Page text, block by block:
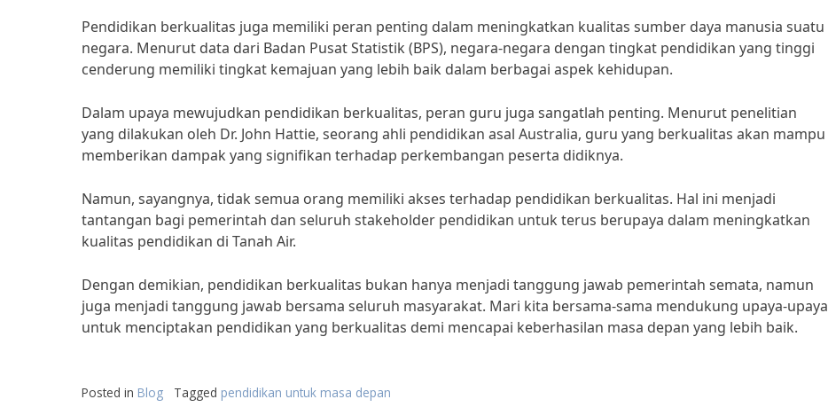
Pendidikan berkualitas juga memiliki peran penting dalam meningkatkan kualitas sumber daya manusia suatu
negara. Menurut data dari Badan Pusat Statistik (BPS), negara-negara dengan tingkat pendidikan yang tinggi
cenderung memiliki tingkat kemajuan yang lebih baik dalam berbagai aspek kehidupan.
Dalam upaya mewujudkan pendidikan berkualitas, peran guru juga sangatlah penting. Menurut penelitian
yang dilakukan oleh Dr. John Hattie, seorang ahli pendidikan asal Australia, guru yang berkualitas akan mampu
memberikan dampak yang signifikan terhadap perkembangan peserta didiknya.
Namun, sayangnya, tidak semua orang memiliki akses terhadap pendidikan berkualitas. Hal ini menjadi
tantangan bagi pemerintah dan seluruh stakeholder pendidikan untuk terus berupaya dalam meningkatkan
kualitas pendidikan di Tanah Air.
Dengan demikian, pendidikan berkualitas bukan hanya menjadi tanggung jawab pemerintah semata, namun
juga menjadi tanggung jawab bersama seluruh masyarakat. Mari kita bersama-sama mendukung upaya-upaya
untuk menciptakan pendidikan yang berkualitas demi mencapai keberhasilan masa depan yang lebih baik.
Posted in Blog Tagged pendidikan untuk masa depan